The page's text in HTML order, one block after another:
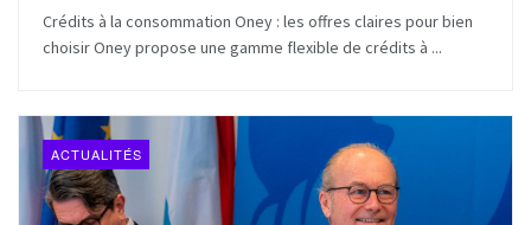
Crédits à la consommation Oney : les offres claires pour bien
choisir Oney propose une gamme flexible de crédits à ...
ACTUALITÉS